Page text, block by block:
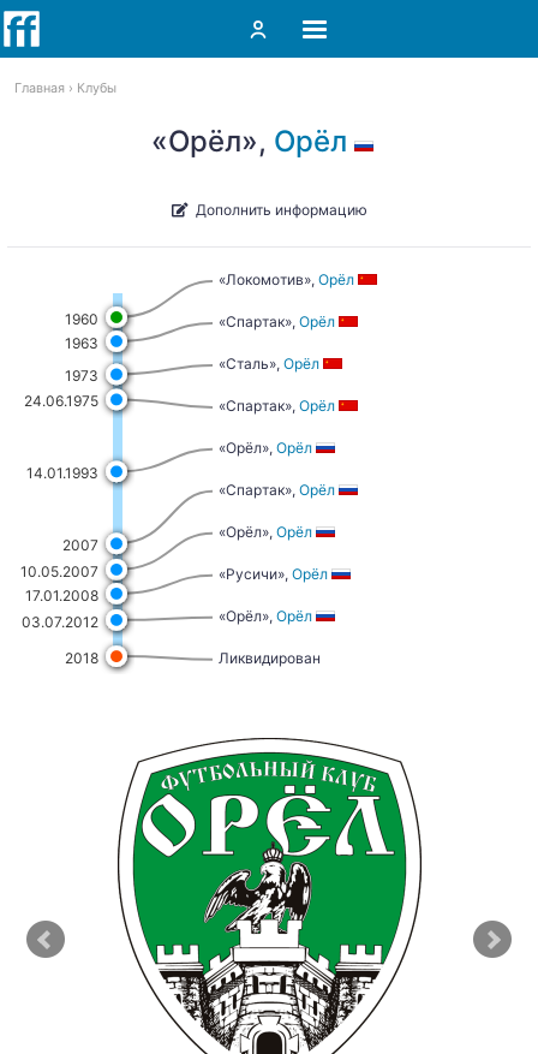
Главная Клубы
«Орёл», Орёл
Дополнить информацию
1960
1963
1973
24.06.1975
14.01.1993
2007
10.05.2007
17.01.2008
03.07.2012
2018
«Локомотив», Орёл
«Спартак», Орёл
«Сталь», Орёл
«Спартак», Орёл
«Орёл», Орёл
«Спартак», Орёл
«Орёл», Орёл
«Русичи», Орёл
«Орёл», Орёл
Ликвидирован